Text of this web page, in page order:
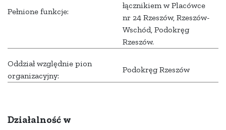
Pełnione funkcje:
łącznikiem w Placówce
nr 24 Rzeszów, Rzeszów-
Wschód, Podokręg
Rzeszów.
Oddział względnie pion
organizacyjny:
Podokręg Rzeszów
Działalność w